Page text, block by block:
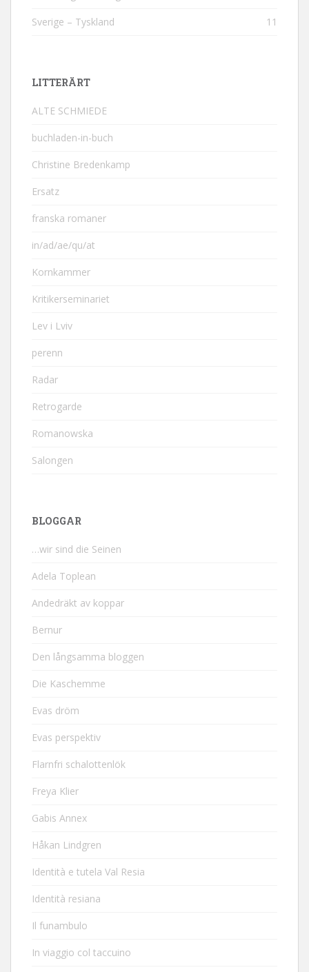
Sverige – Tyskland 11
LITTERÄRT
ALTE SCHMIEDE
buchladen-in-buch
Christine Bredenkamp
Ersatz
franska romaner
in/ad/ae/qu/at
Kornkammer
Kritikerseminariet
Lev i Lviv
perenn
Radar
Retrogarde
Romanowska
Salongen
BLOGGAR
…wir sind die Seinen
Adela Toplean
Andedräkt av koppar
Bernur
Den långsamma bloggen
Die Kaschemme
Evas dröm
Evas perspektiv
Flarnfri schalottenlök
Freya Klier
Gabis Annex
Håkan Lindgren
Identità e tutela Val Resia
Identità resiana
Il funambulo
In viaggio col taccuino